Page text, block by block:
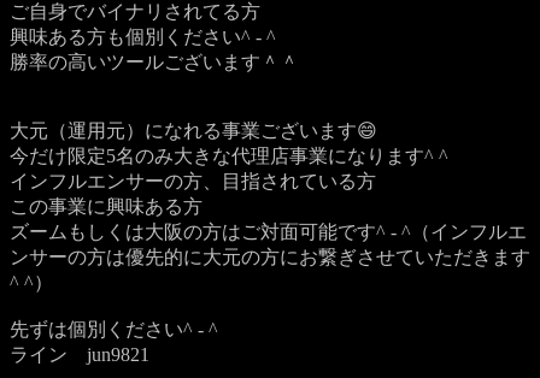
ご自身でバイナリされてる方
興味ある方も個別ください^ - ^
勝率の高いツールございます＾＾
大元（運用元）になれる事業ございます😄
今だけ限定5名のみ大きな代理店事業になります^ ^
インフルエンサーの方、目指されている方
この事業に興味ある方
ズームもしくは大阪の方はご対面可能です^ - ^（インフルエ
ンサーの方は優先的に大元の方にお繋ぎさせていただきます
^ ^）
先ずは個別ください^ - ^
ライン jun9821